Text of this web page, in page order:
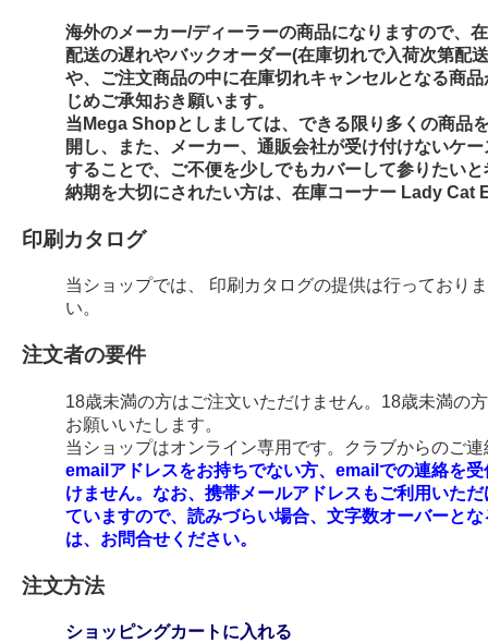
海外のメーカー/ディーラーの商品になりますので、
配送の遅れやバックオーダー(在庫切れで入荷次第配
や、ご注文商品の中に在庫切れキャンセルとなる商
じめご承知おき願います。
当Mega Shopとしましては、できる限り多くの商品
開し、また、メーカー、通販会社が受け付けないケ
することで、ご不便を少しでもカバーして参りたい
納期を大切にされたい方は、在庫コーナー Lady Cat
印刷カタログ
当ショップでは、 印刷カタログの提供は行っており
い。
注文者の要件
18歳未満の方はご注文いただけません。18歳未満の
お願いいたします。
当ショップはオンライン専用です。クラブからのご
emailアドレスをお持ちでない方、emailでの連絡を
けません。なお、携帯メールアドレスもご利用いた
ていますので、読みづらい場合、文字数オーバーと
は、お問合せください。
注文方法
ショッピングカートに入れる